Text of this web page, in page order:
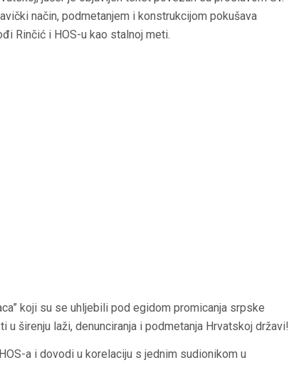
način, podmetanjem i konstrukcijom pokušava
Rinčić i HOS-u kao stalnoj meti.
koji su se uhljebili pod egidom promicanja srpske
u širenju laži, denunciranja i podmetanja Hrvatskoj državi!
a i dovodi u korelaciju s jednim sudionikom u